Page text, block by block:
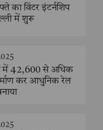
विंटर इंटर्नशिप
में शुरू
में 42,600 से अधिक
कर आधुनिक रेल